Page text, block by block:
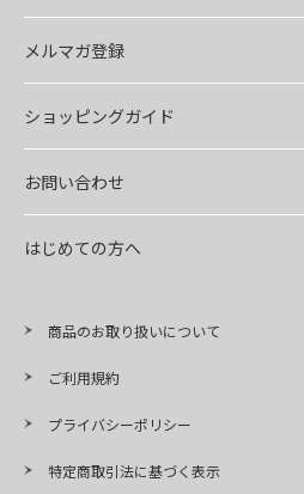
メルマガ登録
ショッピングガイド
お問い合わせ
はじめての方へ
商品のお取り扱いについて
ご利用規約
プライバシーポリシー
特定商取引法に基づく表示